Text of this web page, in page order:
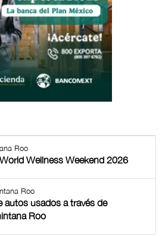
Roo
Wellness Weekend 2026
Roo
autos usados a través de
Roo